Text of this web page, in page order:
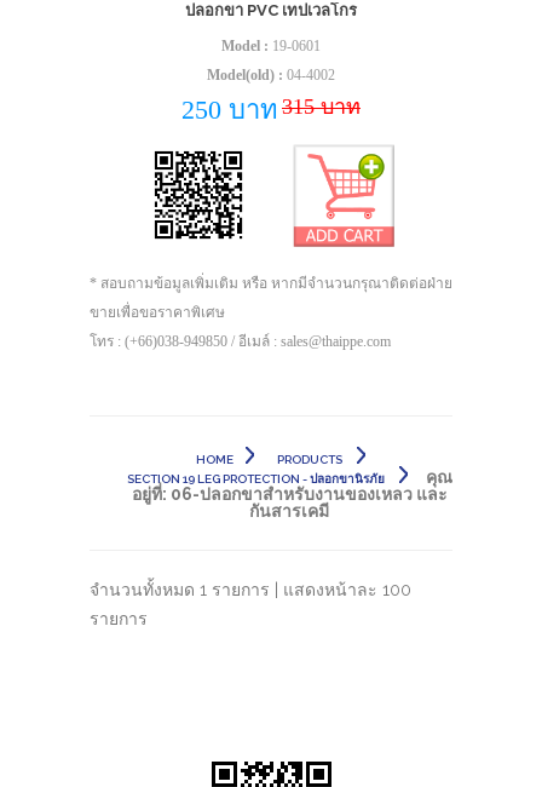
ปลอกขา PVC เทปเวลโกร
Model : 19-0601
Model(old) : 04-4002
250 บาท 315 บาท
* สอบถามข้อมูลเพิ่มเติม หรือ หากมีจำนวนกรุณาติดต่อฝ่าย
ขายเพื่อขอราคาพิเศษ
โทร : (+66)038-949850 / อีเมล์ : sales@thaippe.com
HOME
PRODUCTS
SECTION 19 LEG PROTECTION - ปลอกขานิรภัย
คุณ
อยู่ที่: 06-ปลอกขาสำหรับงานของเหลว และ
กันสารเคมี
จำนวนทั้งหมด 1 รายการ | แสดงหน้าละ 100
รายการ